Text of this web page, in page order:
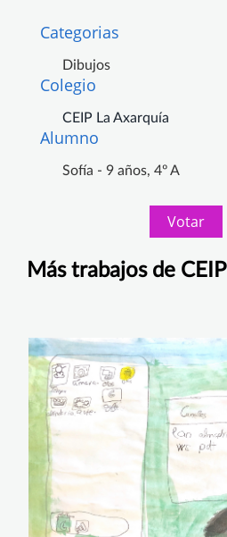
Categorias
Dibujos
Colegio
CEIP La Axarquía
Alumno
Sofía - 9 años, 4º A
Votar
Más trabajos de